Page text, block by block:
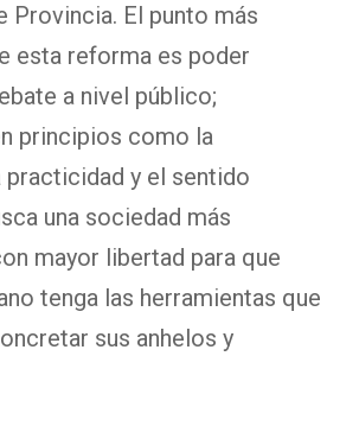
Provincia. El punto más
esta reforma es poder
a nivel público;
principios como la
practicidad y el sentido
una sociedad más
mayor libertad para que
tenga las herramientas que
sus anhelos y